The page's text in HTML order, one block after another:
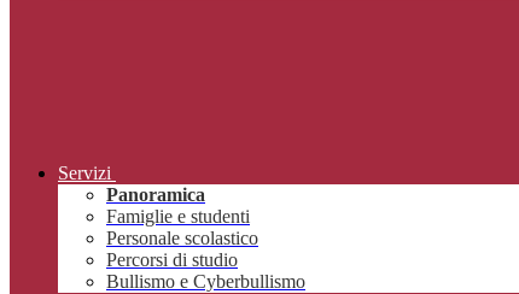
Servizi
Panoramica
Famiglie e studenti
Personale scolastico
Percorsi di studio
Bullismo e Cyberbullismo